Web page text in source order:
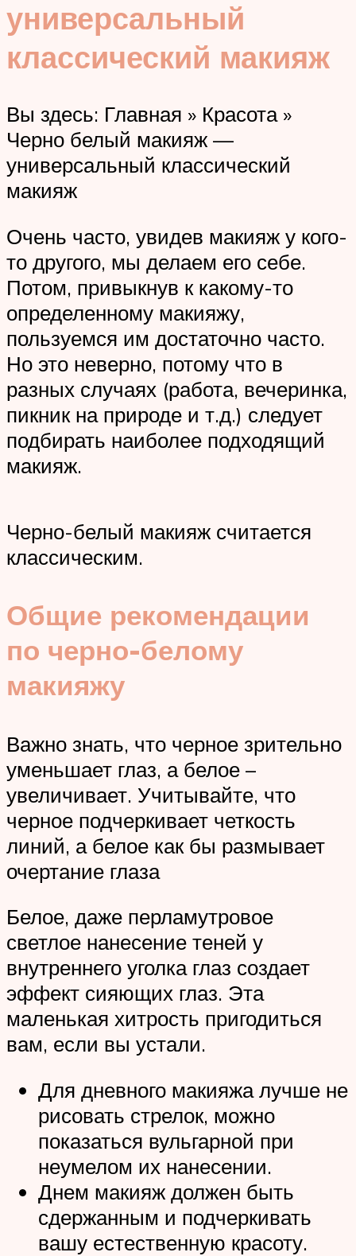
универсальный
классический макияж
Вы здесь: Главная » Красота »
Черно белый макияж —
универсальный классический
макияж
Очень часто, увидев макияж у кого-
то другого, мы делаем его себе.
Потом, привыкнув к какому-то
определенному макияжу,
пользуемся им достаточно часто.
Но это неверно, потому что в
разных случаях (работа, вечеринка,
пикник на природе и т.д.) следует
подбирать наиболее подходящий
макияж.
Черно-белый макияж считается
классическим.
Общие рекомендации
по черно-белому
макияжу
Важно знать, что черное зрительно
уменьшает глаз, а белое –
увеличивает. Учитывайте, что
черное подчеркивает четкость
линий, а белое как бы размывает
очертание глаза
Белое, даже перламутровое
светлое нанесение теней у
внутреннего уголка глаз создает
эффект сияющих глаз. Эта
маленькая хитрость пригодиться
вам, если вы устали.
Для дневного макияжа лучше не
рисовать стрелок, можно
показаться вульгарной при
неумелом их нанесении.
Днем макияж должен быть
сдержанным и подчеркивать
вашу естественную красоту.